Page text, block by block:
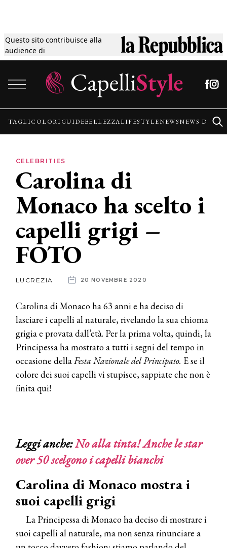
Questo sito contribuisce alla
audience di
Tagli
Colori
Guide
Lifestyle
News
News
TAGLICOLORI GUIDEBELLEZZALIFESTYLENEWSNEWS
CELEBRITIES
Carolina di
Monaco ha scelto i
capelli grigi –
FOTO
LUCREZIA 20 NOVEMBRE 2020
Carolina di Monaco ha 63 anni e ha deciso di
lasciare i capelli al naturale, rivelando la sua chioma
grigia e provata dall’età. Per la prima volta, quindi, la
Principessa ha mostrato a tutti i segni del tempo in
occasione dellaFesta Nazionale del Principato. E se il
colore dei suoi capelli vi stupisce, sappiate che non è
finita qui!
Leggi anche:No alla tinta! Anche le star
over 50 scelgono i capelli bianchi
Carolina di Monaco mostra i
suoi capelli grigi
La Principessa di Monaco ha deciso di mostrare i
suoi capelli al naturale, ma non senza rinunciare a